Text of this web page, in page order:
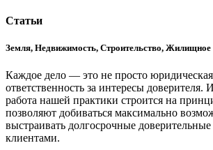
Статьи
Земля, Недвижимость, Строительство, Жилищное
Каждое дело — это не просто юридическая
ответственность за интересы
работа нашей практики строится на
позволяют добиваться максимально
выстраивать долгосрочные
клиентами.